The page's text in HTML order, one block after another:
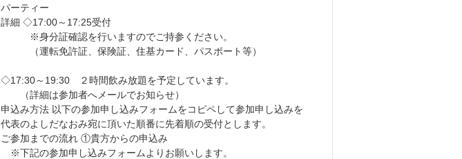
パーティー
詳細 ◇17:00～17:25受付
※身分証確認を行いますのでご持参ください。
（運転免許証、保険証、住基カード、パスポート等）
◇17:30～19:30 ２時間飲み放題を予定しています。
（詳細は参加者へメールでお知らせ）
申込み方法 以下の参加申し込みフォームをコピペして参加申し込みを
代表のよしだなおみ宛に頂いた順番に先着順の受付とします。
ご参加までの流れ ①貴方からの申込み
※下記の参加申し込みフォームよりお願いします。